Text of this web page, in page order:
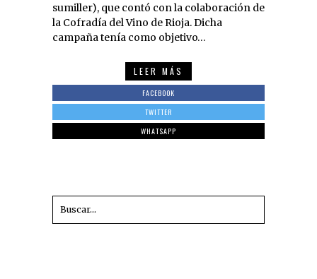
sumiller), que contó con la colaboración de
la Cofradía del Vino de Rioja. Dicha
campaña tenía como objetivo…
LEER MÁS
FACEBOOK
TWITTER
WHATSAPP